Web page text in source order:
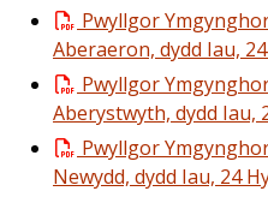
Pwyllgor
Aberaeron, dydd Iau,
Pwyllgor
Aberystwyth, dydd Iau,
Pwyllgor
Newydd, dydd Iau, 24